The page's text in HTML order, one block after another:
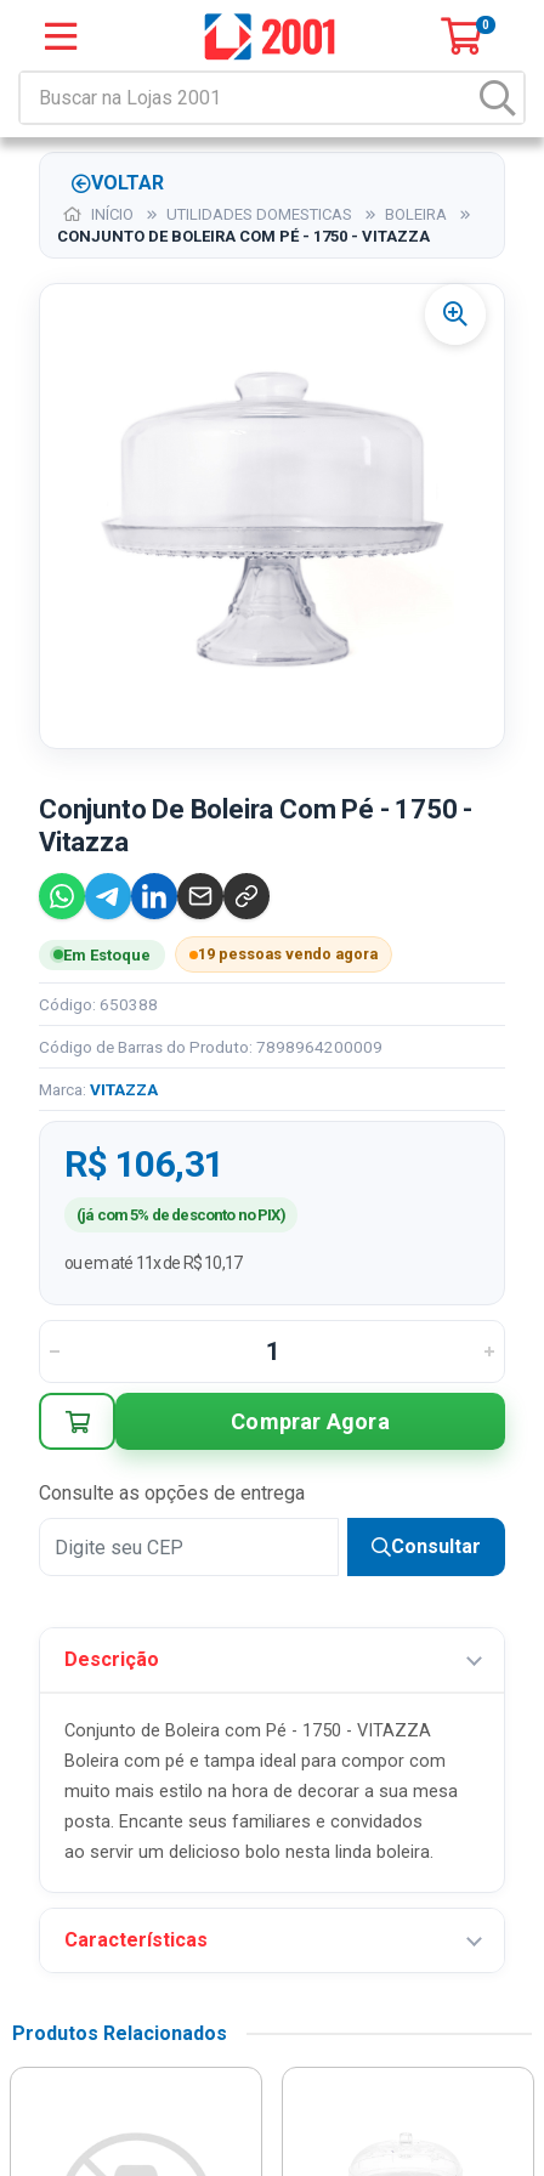
0
VOLTAR
INÍCIO UTILIDADES DOMESTICAS
BOLEIRA
CONJUNTO DE BOLEIRA COM PÉ - 1750 - VITAZZA
Conjunto De Boleira Com Pé - 1750 -
Vitazza
Em Estoque 19 pessoas vendo agora
Código: 650388
Código de Barras do Produto: 7898964200009
Marca: VITAZZA
R$ 106,31
(já com 5% de desconto no PIX)
ou em até 11x de R$ 10,17
Comprar Agora
Consulte as opções de entrega
Consultar
Descrição
Conjunto de Boleira com Pé - 1750 - VITAZZA
Boleira com pé e tampa ideal para compor com
muito mais estilo na hora de decorar a sua mesa
posta. Encante seus familiares e convidados
ao servir um delicioso bolo nesta linda boleira.
Características
Produtos Relacionados